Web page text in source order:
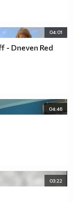
04:01
- Dneven Red
04:46
03:22